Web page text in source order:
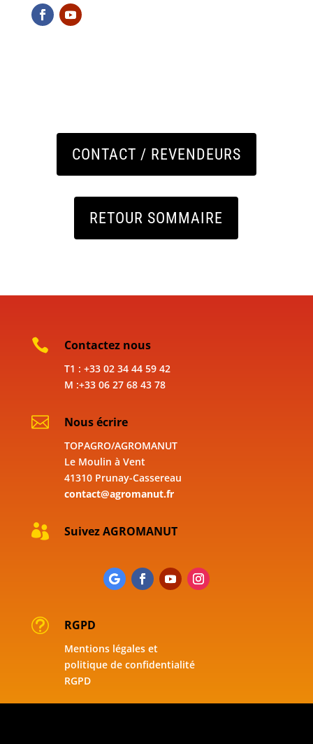
CONTACT / REVENDEURS
RETOUR SOMMAIRE
 Contactez nous
T1 : +33 02 34 44 59 42
M :+33 06 27 68 43 78
 Nous écrire
TOPAGRO/AGROMANUT
Le Moulin à Vent
41310 Prunay-Cassereau
contact@agromanut.fr
 Suivez AGROMANUT
t RGPD
Mentions légales et
politique de confidentialité
RGPD